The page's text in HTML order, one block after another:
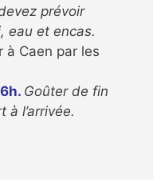
prévoir
eau et encas.
à Caen par les
Goûter de fin
l’arrivée.